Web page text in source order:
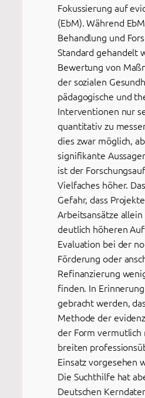
Fokussierung auf
(EbM). Während
Behandlung und
Standard gehandelt
Bewertung von
der sozialen
pädagogische und
Interventionen nur
quantitativ zu
dies zwar möglich,
signifikante
ist der
Vielfaches höher.
Gefahr, dass
Arbeitsansätze
deutlich höheren
Evaluation bei der
Förderung oder
Refinanzierung
finden. In
gebracht werden,
Methode der
der Form vermutlich
breiten
Einsatz vorgesehen
Die Suchthilfe hat
Deutschen